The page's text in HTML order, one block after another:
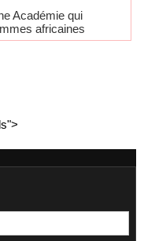
Académie qui
africaines